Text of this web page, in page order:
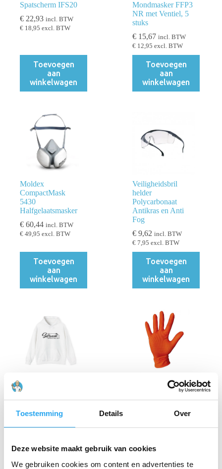
Toestemming Details Over
Deze website maakt gebruik van cookies
We gebruiken cookies om content en advertenties te
Spatscherm IFS20
€ 22,93 incl. BTW
€ 18,95 excl. BTW
Toevoegen
aan
winkelwagen
Mondmasker FFP3
NR met Ventiel, 5
stuks
€ 15,67 incl. BTW
€ 12,95 excl. BTW
Toevoegen
aan
winkelwagen
Moldex
CompactMask
5430
Halfgelaatsmasker
€ 60,44 incl. BTW
€ 49,95 excl. BTW
Toevoegen
aan
winkelwagen
Veiligheidsbril
helder
Polycarbonaat
Antikras en Anti
Fog
€ 9,62 incl. BTW
€ 7,95 excl. BTW
Toevoegen
aan
winkelwagen
Softwash Specialist
Trui
€49,95excl. BTW
Handschoenen met
Grip, Oranje,
maat M, 50 stuks
was:
€ 14,46.
€10,83
is:
€ 10,83.
€8,95excl. BTW